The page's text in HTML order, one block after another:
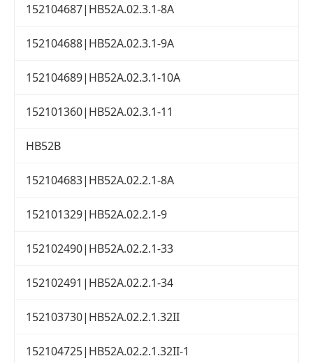
152104687|HB52A.02.3.1-8A
152104688|HB52A.02.3.1-9A
152104689|HB52A.02.3.1-10A
152101360|HB52A.02.3.1-11
HB52B
152104683|HB52A.02.2.1-8A
152101329|HB52A.02.2.1-9
152102490|HB52A.02.2.1-33
152102491|HB52A.02.2.1-34
152103730|HB52A.02.2.1.32II
152104725|HB52A.02.2.1.32II-1